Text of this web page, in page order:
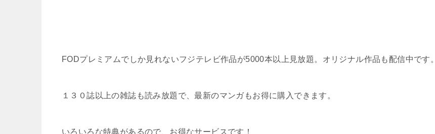
FODプレミアムでしか見れないフジテレビ作品が5000本以上見放題。オリジナル作品も配信中です。
１３０誌以上の雑誌も読み放題で、最新のマンガもお得に購入できます。
いろいろな特典があるので、お得なサービスです！